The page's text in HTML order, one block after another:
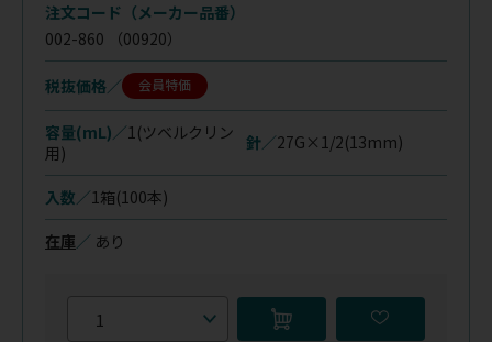
注文コード（メーカー品番）
002-860 （00920）
税抜価格 会員特価
容量(mL)／1(ツベルクリン
用)
針／27G×1/2(13mm)
入数／1箱(100本)
在庫／ あり